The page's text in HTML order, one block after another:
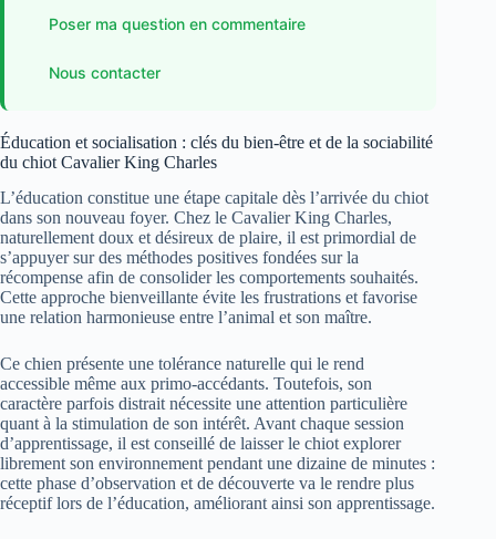
Poser ma question en commentaire
Nous contacter
Éducation et socialisation : clés du bien-être et de la sociabilité
du chiot Cavalier King Charles
L’éducation constitue une étape capitale dès l’arrivée du chiot
dans son nouveau foyer. Chez le Cavalier King Charles,
naturellement doux et désireux de plaire, il est primordial de
s’appuyer sur des méthodes positives fondées sur la
récompense afin de consolider les comportements souhaités.
Cette approche bienveillante évite les frustrations et favorise
une relation harmonieuse entre l’animal et son maître.
Ce chien présente une tolérance naturelle qui le rend
accessible même aux primo-accédants. Toutefois, son
caractère parfois distrait nécessite une attention particulière
quant à la stimulation de son intérêt. Avant chaque session
d’apprentissage, il est conseillé de laisser le chiot explorer
librement son environnement pendant une dizaine de minutes :
cette phase d’observation et de découverte va le rendre plus
réceptif lors de l’éducation, améliorant ainsi son apprentissage.